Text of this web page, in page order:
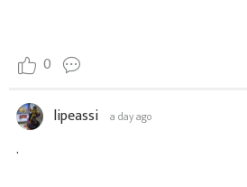
0
lipeassi a day ago
.